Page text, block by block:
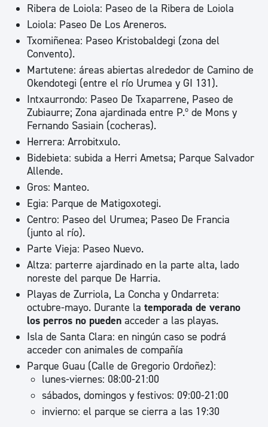
Ribera de Loiola: Paseo de la Ribera de Loiola
Loiola: Paseo De Los Areneros.
Txomiñenea: Paseo Kristobaldegi (zona del
Convento).
Martutene: áreas abiertas alrededor de Camino de
Okendotegi (entre el río Urumea y GI 131).
Intxaurrondo: Paseo De Txaparrene, Paseo de
Zubiaurre; Zona ajardinada entre P.º de Mons y
Fernando Sasiain (cocheras).
Herrera: Arrobitxulo.
Bidebieta: subida a Herri Ametsa; Parque Salvador
Allende.
Gros: Manteo.
Egia: Parque de Matigoxotegi.
Centro: Paseo del Urumea; Paseo De Francia
(junto al río).
Parte Vieja: Paseo Nuevo.
Altza: parterre ajardinado en la parte alta, lado
noreste del parque De Harria.
Playas de Zurriola, La Concha y Ondarreta:
octubre-mayo. Durante la temporada de verano
los perros no pueden acceder a las playas.
Isla de Santa Clara: en ningún caso se podrá
acceder con animales de compañía
Parque Guau (Calle de Gregorio Ordoñez):
lunes-viernes: 08:00-21:00
sábados, domingos y festivos: 09:00-21:00
invierno: el parque se cierra a las 19:30